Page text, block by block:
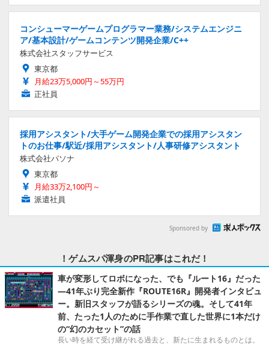
コンシューマーゲームプログラマー業務/システムエンジニ
ア/基本設計/ゲームコンテンツ開発企業/C++
株式会社スタッフサービス
東京都
月給23万5,000円～55万円
正社員
採用アシスタント/大手ゲーム開発企業での採用アシスタン
トのお仕事/駅近/採用アシスタント/人事研修アシスタント
株式会社パソナ
東京都
月給33万2,100円～
派遣社員
Sponsored by
！ゲムスパ渾身のPR記事はこれだ！
車が変形してロボになった、でも『ルート16』だった
―41年ぶり完全新作『ROUTE16R』開発者インタビュ
ー。新旧スタッフが語るシリーズの魂。そして41年
前、たった1人のために手作業で直した世界に1本だけ
の“幻のカセット”の話
長い時を経て受け継がれる過去と、新たに生まれるものとは。